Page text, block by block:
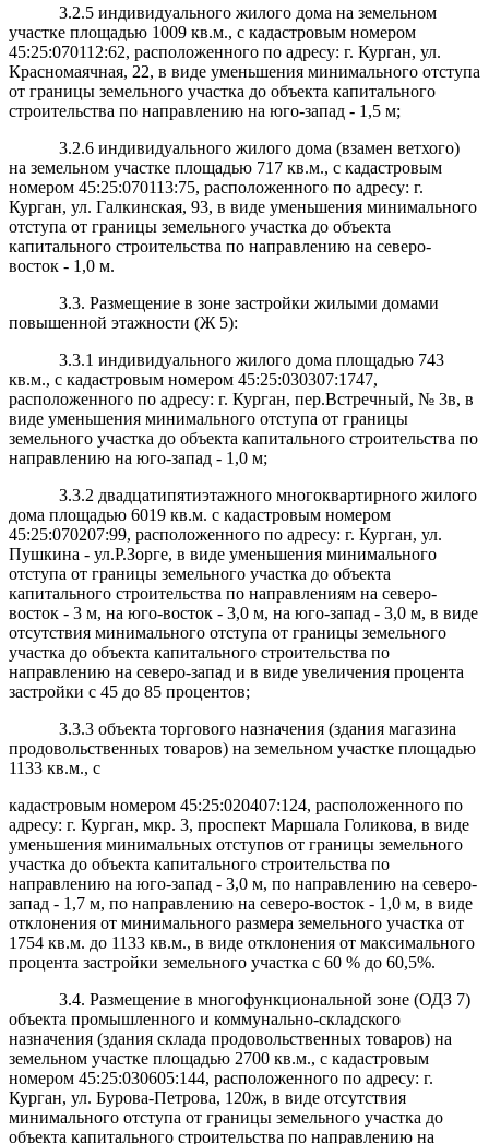
3.2.5 индивидуального жилого дома на земельном
участке площадью 1009 кв.м., с кадастровым номером
45:25:070112:62, расположенного по адресу: г. Курган, ул.
Красномаячная, 22, в виде уменьшения минимального отступа
от границы земельного участка до объекта капитального
строительства по направлению на юго-запад - 1,5 м;
3.2.6 индивидуального жилого дома (взамен ветхого)
на земельном участке площадью 717 кв.м., с кадастровым
номером 45:25:070113:75, расположенного по адресу: г.
Курган, ул. Галкинская, 93, в виде уменьшения минимального
отступа от границы земельного участка до объекта
капитального строительства по направлению на северо-
восток - 1,0 м.
3.3. Размещение в зоне застройки жилыми домами
повышенной этажности (Ж 5):
3.3.1 индивидуального жилого дома площадью 743
кв.м., с кадастровым номером 45:25:030307:1747,
расположенного по адресу: г. Курган, пер.Встречный, № 3в, в
виде уменьшения минимального отступа от границы
земельного участка до объекта капитального строительства по
направлению на юго-запад - 1,0 м;
3.3.2 двадцатипятиэтажного многоквартирного жилого
дома площадью 6019 кв.м. с кадастровым номером
45:25:070207:99, расположенного по адресу: г. Курган, ул.
Пушкина - ул.Р.Зорге, в виде уменьшения минимального
отступа от границы земельного участка до объекта
капитального строительства по направлениям на северо-
восток - 3 м, на юго-восток - 3,0 м, на юго-запад - 3,0 м, в виде
отсутствия минимального отступа от границы земельного
участка до объекта капитального строительства по
направлению на северо-запад и в виде увеличения процента
застройки с 45 до 85 процентов;
3.3.3 объекта торгового назначения (здания магазина
продовольственных товаров) на земельном участке площадью
1133 кв.м., с
кадастровым номером 45:25:020407:124, расположенного по
адресу: г. Курган, мкр. 3, проспект Маршала Голикова, в виде
уменьшения минимальных отступов от границы земельного
участка до объекта капитального строительства по
направлению на юго-запад - 3,0 м, по направлению на северо-
запад - 1,7 м, по направлению на северо-восток - 1,0 м, в виде
отклонения от минимального размера земельного участка от
1754 кв.м. до 1133 кв.м., в виде отклонения от максимального
процента застройки земельного участка с 60 % до 60,5%.
3.4. Размещение в многофункциональной зоне (ОДЗ 7)
объекта промышленного и коммунально-складского
назначения (здания склада продовольственных товаров) на
земельном участке площадью 2700 кв.м., с кадастровым
номером 45:25:030605:144, расположенного по адресу: г.
Курган, ул. Бурова-Петрова, 120ж, в виде отсутствия
минимального отступа от границы земельного участка до
объекта капитального строительства по направлению на